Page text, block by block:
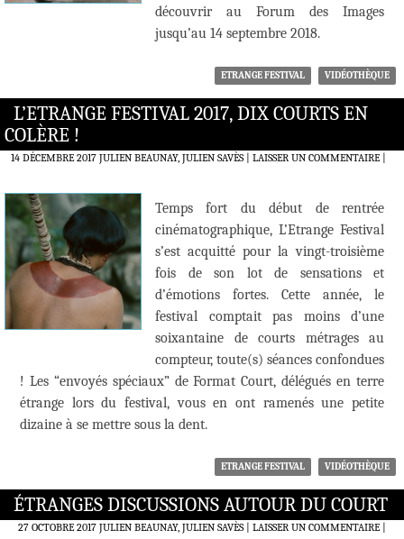
découvrir au Forum des Images
jusqu’au 14 septembre 2018.
ETRANGE FESTIVAL VIDÉOTHÈQUE
L’ETRANGE FESTIVAL 2017, DIX COURTS EN
COLÈRE !
14 DÉCEMBRE 2017 JULIEN BEAUNAY, JULIEN SAVÈS LAISSER UN COMMENTAIRE|
Temps fort du début de rentrée
cinématographique, L’Etrange Festival
s’est acquitté pour la vingt-troisième
fois de son lot de sensations et
d’émotions fortes. Cette année, le
festival comptait pas moins d’une
soixantaine de courts métrages au
compteur, toute(s) séances confondues
! Les “envoyés spéciaux” de Format Court, délégués en terre
étrange lors du festival, vous en ont ramenés une petite
dizaine à se mettre sous la dent.
ETRANGE FESTIVAL VIDÉOTHÈQUE
ÉTRANGES DISCUSSIONS AUTOUR DU COURT
27 OCTOBRE 2017 JULIEN BEAUNAY, JULIEN SAVÈS LAISSER UN COMMENTAIRE|